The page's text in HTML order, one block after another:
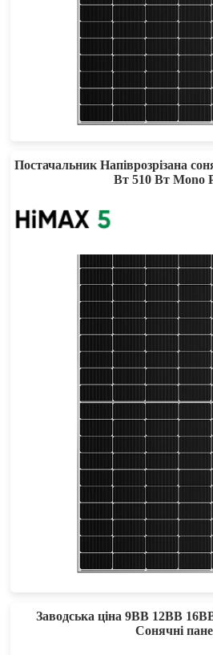
405-430W
25-річна гарантія на
Постачальник Напіврозрізана
Вт 510 Вт Mono
Max Eff:
25-річна гарантія на
Заводська ціна 9BB 12BB
Сонячні